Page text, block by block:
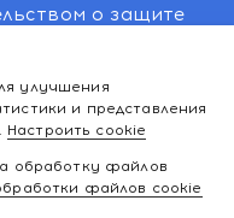
улучшения
и представления
Настроить cookie
обработку файлов
файлов cookie
о защите